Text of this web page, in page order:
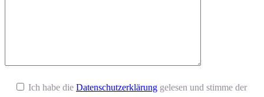
Ich habe die Datenschutzerklärung gelesen und stimme der